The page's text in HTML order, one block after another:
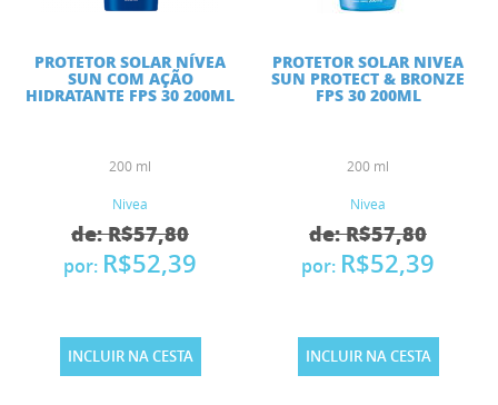
PROTETOR SOLAR NÍVEA
SUN COM AÇÃO
HIDRATANTE FPS 30 200ML
200 ml
Nivea
de: R$57,80
por: R$52,39
INCLUIR NA CESTA
PROTETOR SOLAR NIVEA
SUN PROTECT & BRONZE
FPS 30 200ML
200 ml
Nivea
de: R$57,80
por: R$52,39
INCLUIR NA CESTA